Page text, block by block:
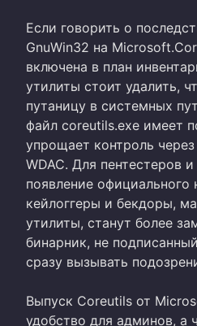
Если говорить о
GnuWin32 на
включена в план
утилиты стоит удалить,
путаницу в системных
файл coreutils.exe имеет
упрощает контроль
WDAC. Для пентестеров
появление официального
кейлоггеры и бекдоры,
утилиты, станут более
бинарник, не
сразу вызывать
Выпуск Coreutils от
удобство для админов, а